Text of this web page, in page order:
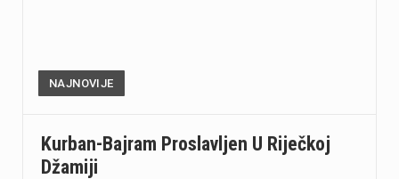
NAJNOVIJE
Kurban-Bajram Proslavljen U Riječkoj
Džamiji